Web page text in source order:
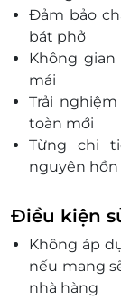
Đảm bảo
bát phở
Không
mái
Trải
toàn mới
Từng chi
nguyên hồn
dinh dưỡng
Thẻ quà
tặng, dễ
Điều kiện
Không áp
nếu mang
nhà hàng